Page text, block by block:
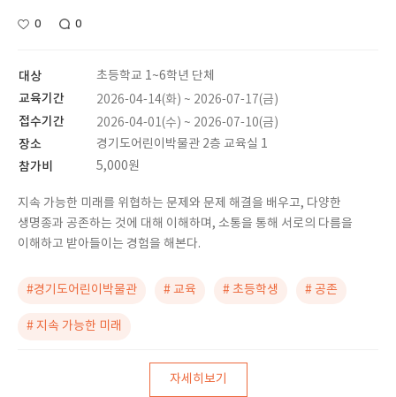
0 0
대상 초등학교 1~6학년 단체
교육기간 2026-04-14(화) ~ 2026-07-17(금)
접수기간 2026-04-01(수) ~ 2026-07-10(금)
장소 경기도어린이박물관 2층 교육실 1
참가비 5,000원
지속 가능한 미래를 위협하는 문제와 문제 해결을 배우고, 다양한
생명종과 공존하는 것에 대해 이해하며, 소통을 통해 서로의 다름을
이해하고 받아들이는 경험을 해본다.
#경기도어린이박물관 # 교육 # 초등학생 # 공존
# 지속 가능한 미래
자세히보기